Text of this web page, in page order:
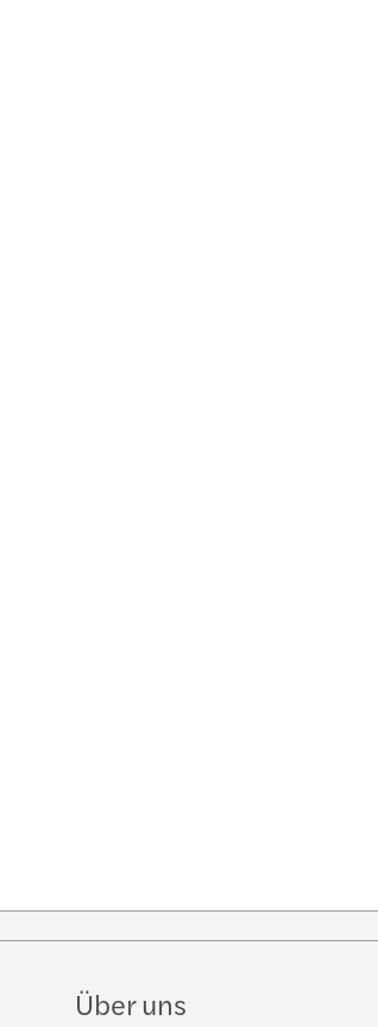
InstagramFacebook
on
Über uns